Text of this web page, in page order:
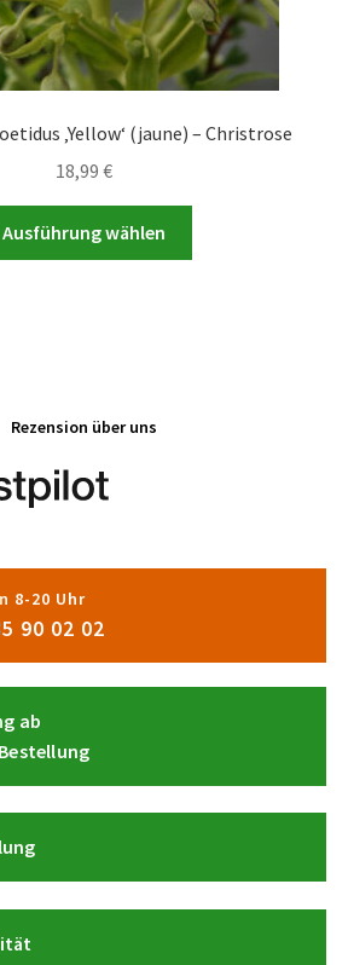
‚Yellow‘ (jaune) – Christrose
18,99 €
Ausführung wählen
Rezension über uns
8-20 Uhr
90 02 02
ab